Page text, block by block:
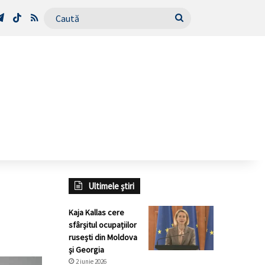
Telegram
TikTokRSS Caută
Ultimele știri
Kaja Kallas cere
sfârșitul ocupațiilor
rusești din Moldova
și Georgia
2 iunie 2026